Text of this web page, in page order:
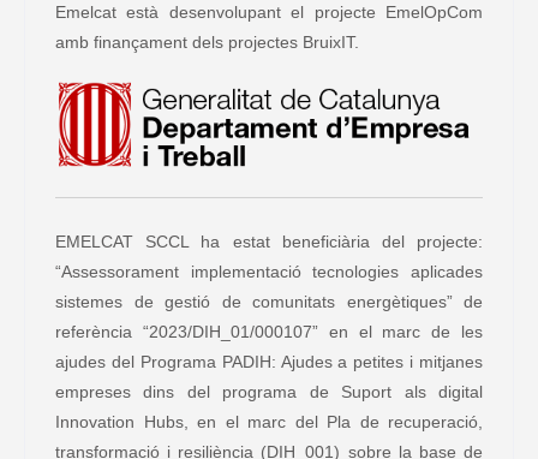
Emelcat està desenvolupant el projecte EmelOpCom
amb finançament dels projectes BruixIT.
EMELCAT SCCL ha estat beneficiària del projecte:
“Assessorament implementació tecnologies aplicades
sistemes de gestió de comunitats energètiques” de
referència “2023/DIH_01/000107” en el marc de les
ajudes del Programa PADIH: Ajudes a petites i mitjanes
empreses dins del programa de Suport als digital
Innovation Hubs, en el marc del Pla de recuperació,
transformació i resiliència (DIH_001) sobre la base de